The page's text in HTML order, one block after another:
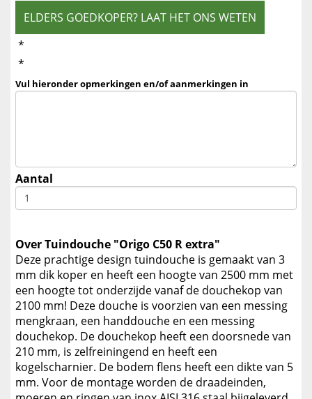
ELDERS GOEDKOPER? LAAT HET ONS WETEN
*
*
Vul hieronder opmerkingen en/of aanmerkingen in
Aantal
Over Tuindouche "Origo C50 R extra"
Deze prachtige design tuindouche is gemaakt van 3
mm dik koper en heeft een hoogte van 2500 mm met
een hoogte tot onderzijde vanaf de douchekop van
2100 mm! Deze douche is voorzien van een messing
mengkraan, een handdouche en een messing
douchekop. De douchekop heeft een doorsnede van
210 mm, is zelfreiningend en heeft een
kogelscharnier. De bodem flens heeft een dikte van 5
mm. Voor de montage worden de draadeinden,